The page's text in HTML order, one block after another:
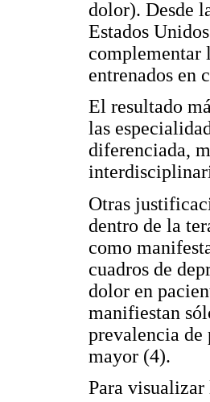
dolor). Desde
Estados
complementar
entrenados en
El resultado
las
diferenciada,
Otras
dentro de la
como
cuadros de
dolor en
manifiestan
prevalencia de
mayor (4).
Para